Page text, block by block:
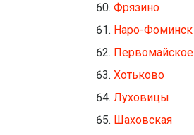
Фрязино
Наро-Фоминск
Первомайское
Хотьково
Луховицы
Шаховская